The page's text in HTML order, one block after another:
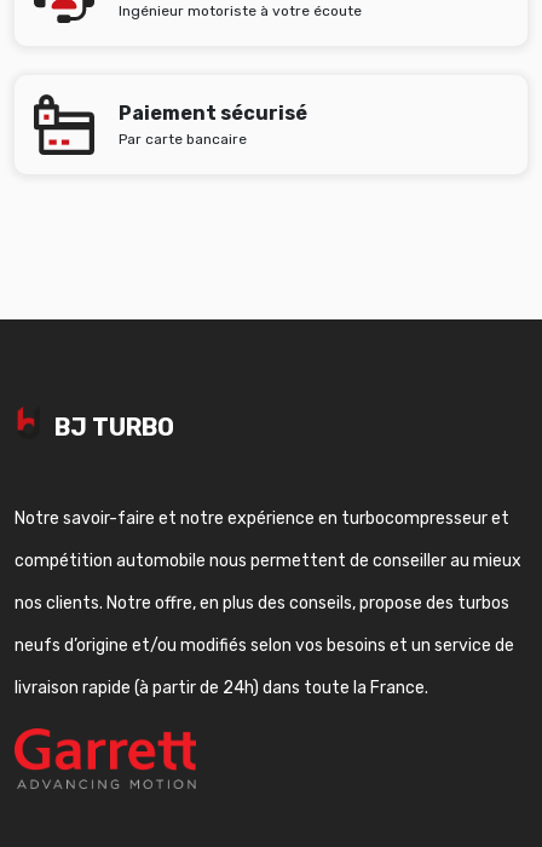
Ingénieur motoriste à votre écoute
Paiement sécurisé
Par carte bancaire
BJ TURBO
Notre savoir-faire et notre expérience en turbocompresseur et
compétition automobile nous permettent de conseiller au mieux
nos clients. Notre offre, en plus des conseils, propose des turbos
neufs d’origine et/ou modifiés selon vos besoins et un service de
livraison rapide (à partir de 24h) dans toute la France.